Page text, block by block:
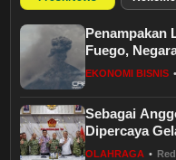
Penampakan
Fuego,
Merah
EKONOMI BISNIS •
Sebagai
Dipercaya
TNI
OLAHRAGA •